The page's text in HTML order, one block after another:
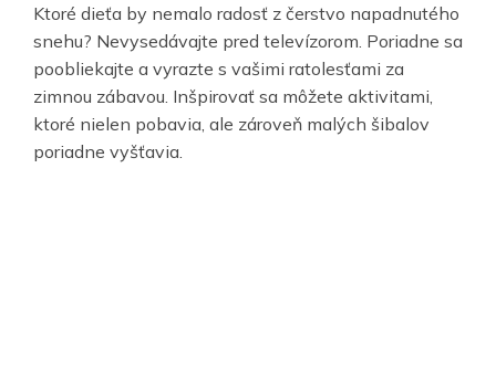
Ktoré dieťa by nemalo radosť z čerstvo napadnutého
snehu? Nevysedávajte pred televízorom. Poriadne sa
poobliekajte a vyrazte s vašimi ratolesťami za
zimnou zábavou. Inšpirovať sa môžete aktivitami,
ktoré nielen pobavia, ale zároveň malých šibalov
poriadne vyšťavia.